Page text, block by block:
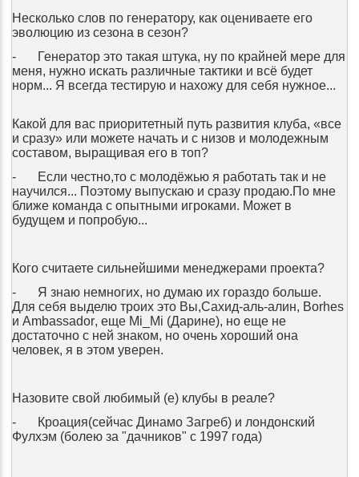
Несколько слов по генератору, как оцениваете его
эволюцию из сезона в сезон?
-
Генератор это такая штука, ну по крайней мере для
меня, нужно искать различные тактики и всё будет
норм... Я всегда тестирую и нахожу для себя нужное...
Какой для вас приоритетный путь развития клуба, «все
и сразу» или можете начать и с низов и молодежным
составом, выращивая его в топ?
-
Если честно,то с молодёжью я работать так и не
научился... Поэтому выпускаю и сразу продаю.По мне
ближе команда с опытными игроками. Может в
будущем и попробую...
Кого считаете сильнейшими менеджерами проекта?
-
Я знаю немногих, но думаю их гораздо больше.
Для себя выделю троих это Вы,Сахид-аль-алин, Borhes
и Ambassador, еще Mi Mi (Дарине), но еще не
достаточно с ней знаком, но очень хороший она
человек, я в этом уверен.
Назовите свой любимый (е) клубы в реале?
-
Кроация(сейчас Динамо Загреб) и лондонский
Фулхэм (болею за "дачников" с 1997 года)